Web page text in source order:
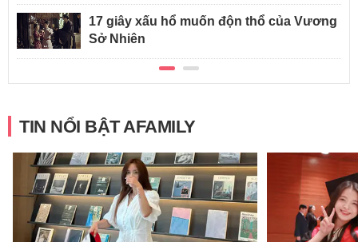
17 giây xấu hổ muốn độn thổ của Vương
Sở Nhiên
TIN NỔI BẬT AFAMILY